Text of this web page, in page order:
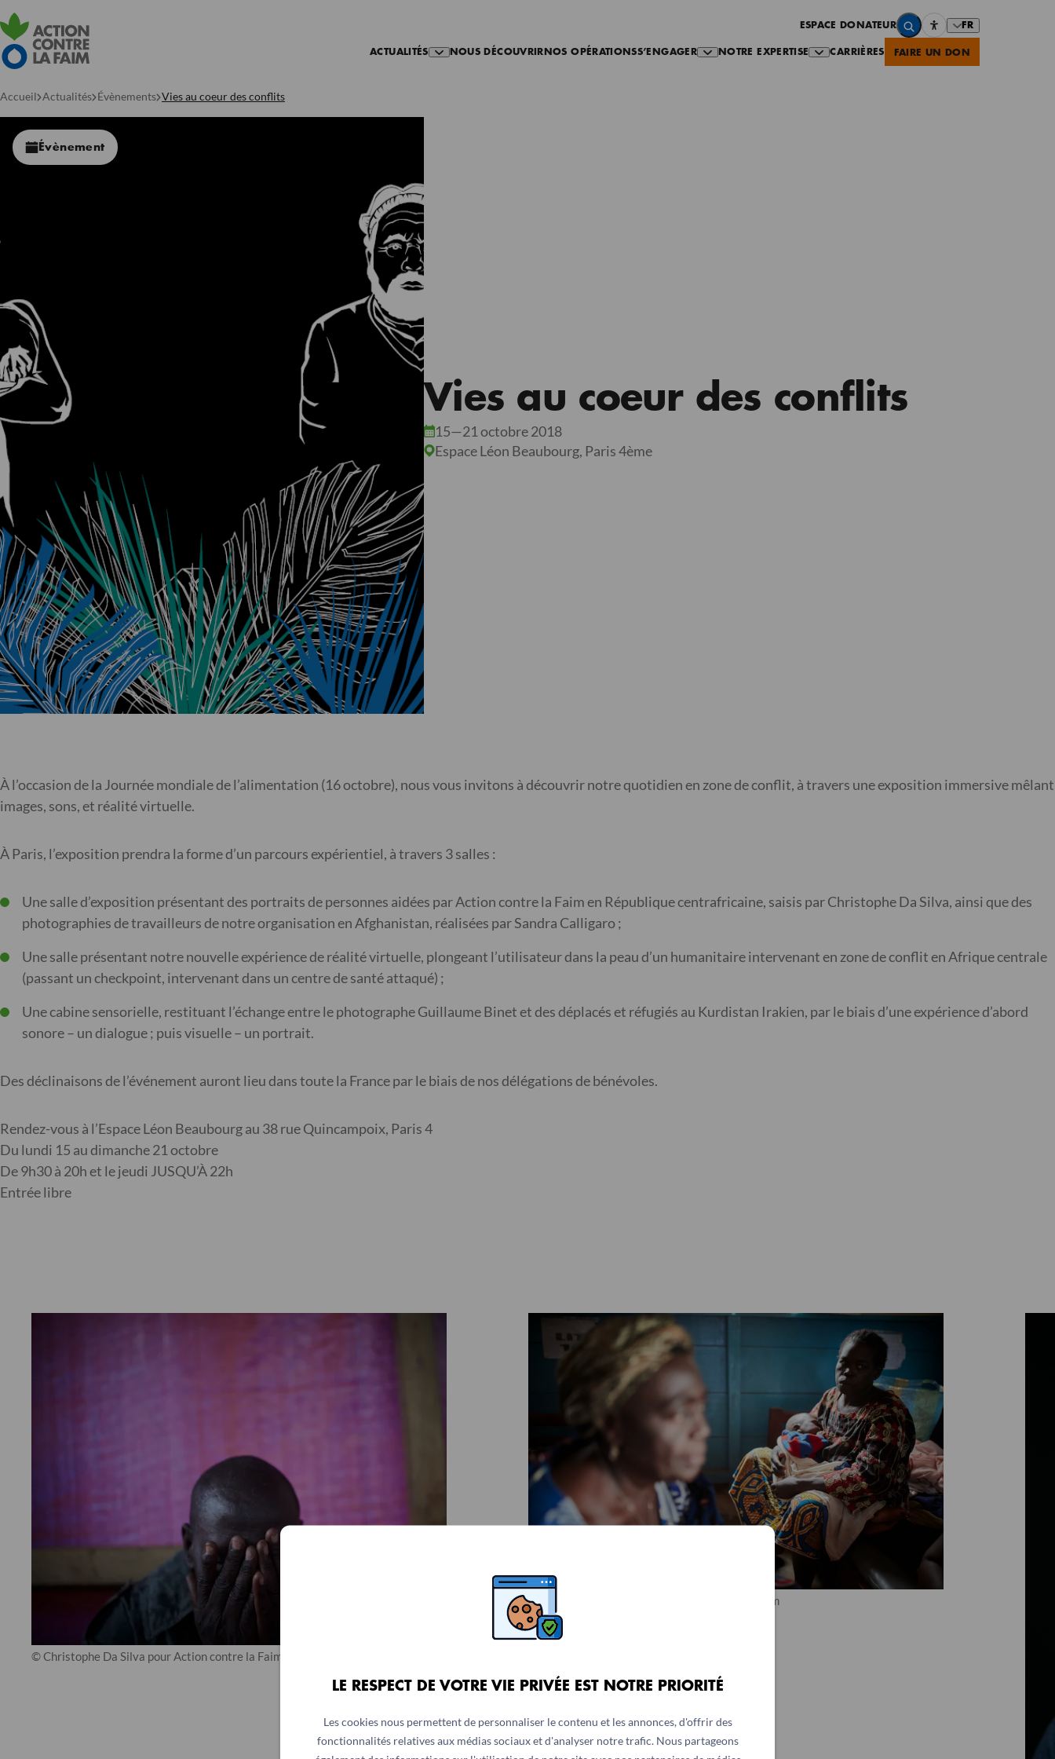
LE RESPECT DE VOTRE VIE PRIVÉE EST NOTRE PRIORITÉ
Les cookies nous permettent de personnaliser le contenu et les annonces, d'offrir des
fonctionnalités relatives aux médias sociaux et d'analyser notre trafic. Nous partageons
ESPACE DONATEUR FR
ACTUALITÉS NOUS DÉCOUVRIR NOS OPÉRATIONSS’ENGAGER NOTRE EXPERTISE CARRIÈRES FAIRE UN DON
Accueil Actualités Évènements Vies au coeur des conflits
Évènement
Vies au coeur des conflits
15—21 octobre2018
Espace Léon Beaubourg, Paris 4ème
À l’occasion de la Journée mondiale de l’alimentation (16 octobre), nous vous invitons à découvrir notre quotidien en zone de conflit, à travers une exposition immersive mêlant
images, sons, et réalité virtuelle.
À Paris, l’exposition prendra la forme d’un parcours expérientiel, à travers 3 salles :
Une salle d’exposition présentant des portraits de personnes aidées par Action contre la Faim en République centrafricaine, saisis par Christophe Da Silva, ainsi que des
photographies de travailleurs de notre organisation en Afghanistan, réalisées par Sandra Calligaro ;
Une salle présentant notre nouvelle expérience de réalité virtuelle, plongeant l’utilisateur dans la peau d’un humanitaire intervenant en zone de conflit en Afrique centrale
(passant un checkpoint, intervenant dans un centre de santé attaqué) ;
Une cabine sensorielle, restituant l’échange entre le photographe Guillaume Binet et des déplacés et réfugiés au Kurdistan Irakien, par le biais d’une expérience d’abord
sonore – un dialogue ; puis visuelle – un portrait.
Des déclinaisons de l’événement auront lieu dans toute la France par le biais de nos délégations de bénévoles.
Rendez-vous à l’Espace Léon Beaubourg au 38 rue Quincampoix, Paris 4
Du lundi 15 au dimanche 21 octobre
De 9h30 à 20h et le jeudi JUSQU’À 22h
Entrée libre
© Christophe Da Silva pour Action contre la Faim
© Christophe Da Silva pour Action contre la Faim